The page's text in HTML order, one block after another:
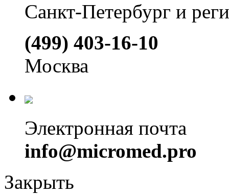
Санкт-Петербург и
(499) 403-16-10
Москва
Электронная почта
info@micromed.pro
Закрыть